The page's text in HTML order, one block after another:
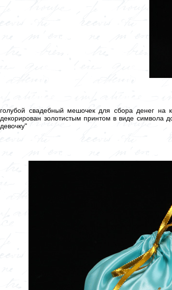
голубой свадебный мешочек для сбора денег на
декорирован золотистым принтом в виде символа
девочку"